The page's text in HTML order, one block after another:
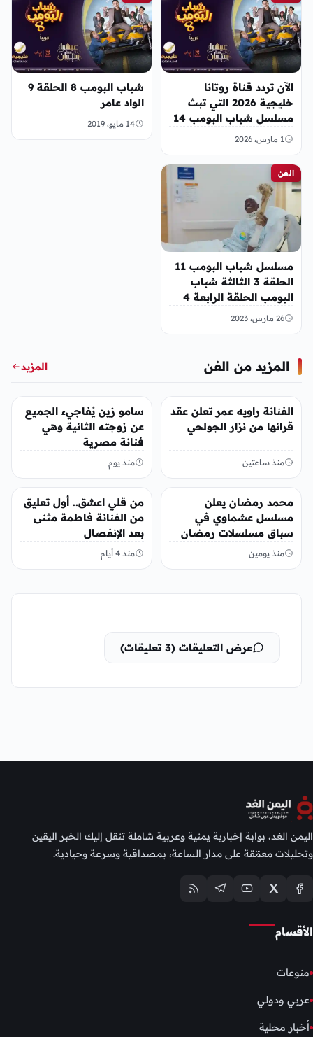
الآن تردد قناة روتانا
خليجية 2026 التي تبث
مسلسل شباب البومب 14
1 مارس، 2026
شباب البومب 8 الحلقة 9
الواد عامر
14 مايو، 2019
الفن
مسلسل شباب البومب 11
الحلقة 3 الثالثة شباب
البومب الحلقة الرابعة 4
26 مارس، 2023
المزيد من الفن المزيد
الفن
الفنانة راويه عمر تعلن عقد
قرانها من نزار الجولحي
منذ ساعتين
سامو زين يُفاجيء الجميع
عن زوجته الثانية وهي
فنانة مصرية
منذ يوم
محمد رمضان يعلن
مسلسل عشماوي في
سباق مسلسلات رمضان
2027
منذ يومين
من قلي اعشق.. أول تعليق
من الفنانة فاطمة مثنى
بعد الإنفصال
منذ 4 أيام
عرض التعليقات (3 تعليقات)
اليمن الغد، بوابة إخبارية يمنية وعربية شاملة تنقل إليك الخبر اليقين
وتحليلات معمّقة على مدار الساعة، بمصداقية وسرعة وحيادية.
الأقسام
منوعات
عربي ودولي
أخبار محلية